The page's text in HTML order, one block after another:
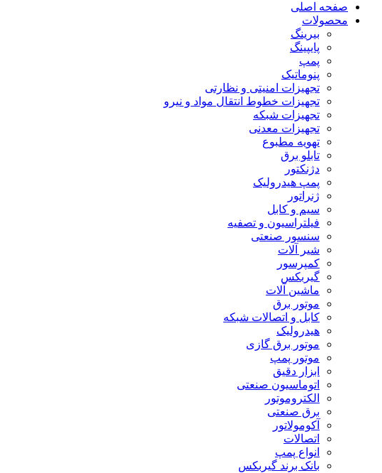
صفحه اصلی
محصولات
بیرینگ
پایپینگ
پمپ
پنوماتیک
تجهیزات امنیتی و نظارتی
تجهیزات خطوط انتقال مواد و نیرو
تجهیزات شبکه
تجهیزات معدنی
تهویه مطبوع
تابلو برق
دژنکتور
پمپ هیدرولیک
ژنراتور
سیم و کابل
فیلتراسیون و تصفیه
سنسور صنعتی
شیر آلات
کمپرسور
گیربکس
ماشین آلات
موتور برق
کابل و اتصالات شبکه
هیدرولیک
موتور برق گازی
موتور پمپ
ابزار دقیق
اتوماسیون صنعتی
الکتروموتور
برق صنعتی
آکومولاتور
اتصالات
انواع پمپ
بانک برند گیربکس